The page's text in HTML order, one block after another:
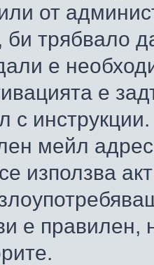
от
би трябвало
е
е
с
мейл
използва
е правилен,